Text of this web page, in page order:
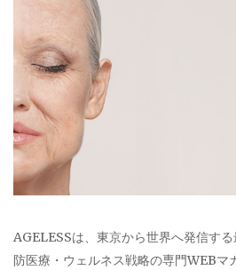
AGELESSは、東京から世界へ発信す
防医療・ウェルネス戦略の専門WEBマ